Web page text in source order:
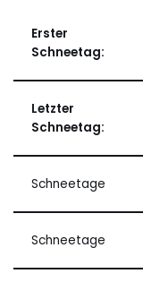
Erster
Schneetag:
Letzter
Schneetag:
Schneetage
Schneetage